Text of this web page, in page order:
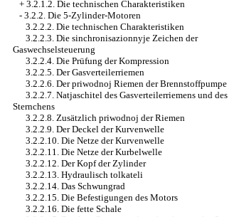
+ 3.2.1.2. Die technischen Charakteristiken
- 3.2.2. Die 5-Zylinder-Motoren
3.2.2.2. Die technischen Charakteristiken
3.2.2.3. Die sinchronisazionnyje Zeichen der
Gaswechselsteuerung
3.2.2.4. Die Prüfung der Kompression
3.2.2.5. Der Gasverteilerriemen
3.2.2.6. Der priwodnoj Riemen der Brennstoffpumpe
3.2.2.7. Natjaschitel des Gasverteilerriemens und des
Sternchens
3.2.2.8. Zusätzlich priwodnoj der Riemen
3.2.2.9. Der Deckel der Kurvenwelle
3.2.2.10. Die Netze der Kurvenwelle
3.2.2.11. Die Netze der Kurbelwelle
3.2.2.12. Der Kopf der Zylinder
3.2.2.13. Hydraulisch tolkateli
3.2.2.14. Das Schwungrad
3.2.2.15. Die Befestigungen des Motors
3.2.2.16. Die fette Schale